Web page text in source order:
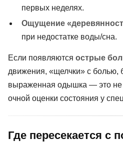
первых неделях.
Ощущение
при недостатке воды/сна.
Если появляются острые
движения, «щелчки» с болью,
выраженная одышка — это не
очной оценки состояния у
Где пересекается с